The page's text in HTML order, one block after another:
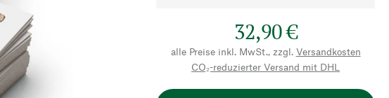
32,90 €
alle Preise inkl. MwSt., zzgl. Versandkosten
CO₂-reduzierter Versand mit DHL